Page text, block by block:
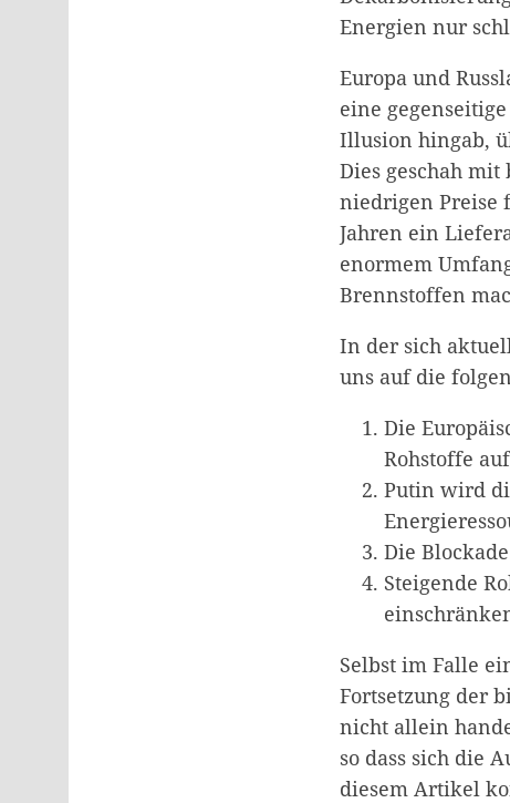
Energien nur
Europa und
eine
Illusion hingab,
Dies geschah
niedrigen Preise
Jahren ein
enormem
Brennstoffen
In der sich
uns auf die
Die
Rohstoffe
Putin wird
Die
Steigende
Selbst im Falle
Fortsetzung der
nicht allein
so dass sich die
diesem Artikel